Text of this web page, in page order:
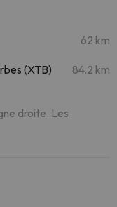
62 km
(XTB) 84.2 km
droite. Les